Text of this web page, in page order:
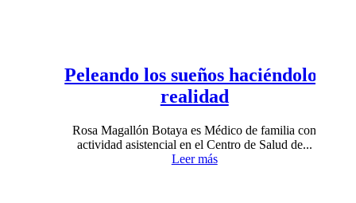
Peleando los sueños haciéndolos
realidad
Rosa Magallón Botaya es Médico de familia con
actividad asistencial en el Centro de Salud de...
Leer más